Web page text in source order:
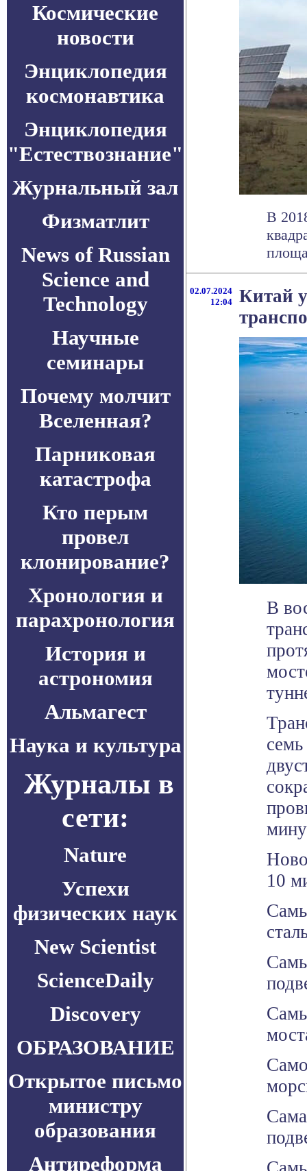
Космические
новости
Энциклопедия
космонавтика
Энциклопедия
"Естествознание"
Журнальный зал
Физматлит
News of Russian
Science and
Technology
Научные
семинары
Почему молчит
Вселенная?
Парниковая
катастрофа
Кто перым
провел
клонирование?
Хронология и
парахронология
История и
астрономия
Альмагест
Наука и культура
Журналы в
сети:
Nature
Успехи
физических наук
New Scientist
ScienceDaily
Discovery
ОБРАЗОВАНИЕ
Открытое письмо
министру
образования
Антиреформа
В
02.07.2024
12:04
Китай
В
10